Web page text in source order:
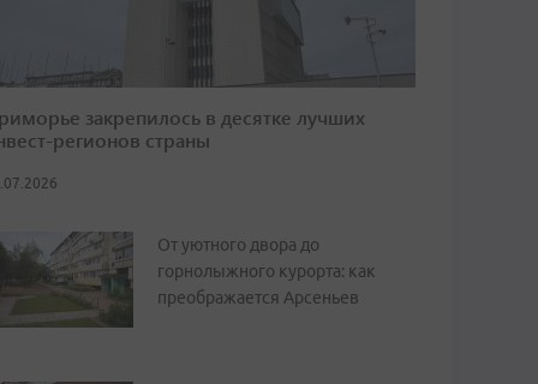
закрепилось в десятке лучших
регионов страны
От уютного двора до
горнолыжного курорта: как
преображается Арсеньев